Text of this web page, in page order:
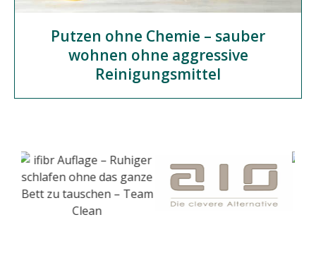
Putzen ohne Chemie – sauber
wohnen ohne aggressive
Reinigungsmittel